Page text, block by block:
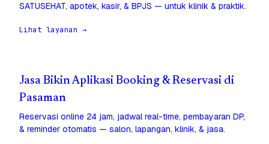
SATUSEHAT, apotek, kasir, & BPJS — untuk klinik & praktik.
Lihat layanan →
Jasa Bikin Aplikasi Booking & Reservasi di
Pasaman
Reservasi online 24 jam, jadwal real-time, pembayaran DP,
& reminder otomatis — salon, lapangan, klinik, & jasa.